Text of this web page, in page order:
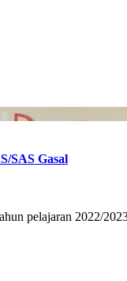
SAS Gasal
pelajaran 2022/